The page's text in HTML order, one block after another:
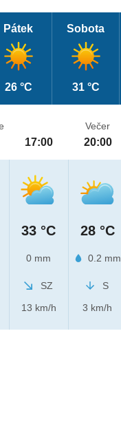
Pátek
26 °C
Sobota
31 °C
17:00
33 °C
0 mm
SZ
13 km/h
Večer
20:00
28 °C
0.2 mm
S
3 km/h